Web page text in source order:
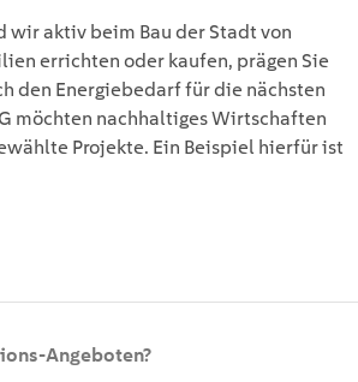
wir aktiv beim Bau der Stadt von
errichten oder kaufen, prägen Sie
den Energiebedarf für die nächsten
möchten nachhaltiges Wirtschaften
Projekte. Ein Beispiel hierfür ist
Angeboten?